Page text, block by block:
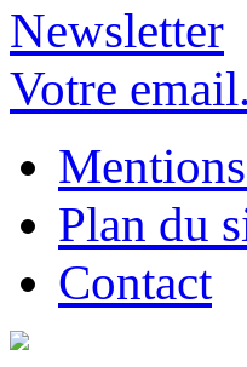
Newsletter
Votre
Plan du
Contact